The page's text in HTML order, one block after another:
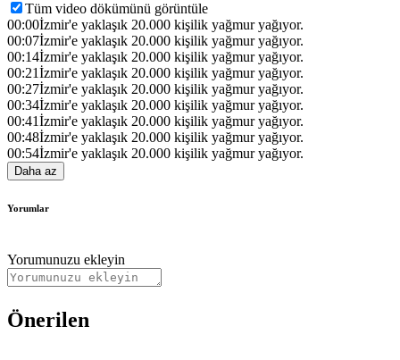
Tüm video dökümünü görüntüle
00:00İzmir'e yaklaşık 20.000 kişilik yağmur yağıyor.
00:07İzmir'e yaklaşık 20.000 kişilik yağmur yağıyor.
00:14İzmir'e yaklaşık 20.000 kişilik yağmur yağıyor.
00:21İzmir'e yaklaşık 20.000 kişilik yağmur yağıyor.
00:27İzmir'e yaklaşık 20.000 kişilik yağmur yağıyor.
00:34İzmir'e yaklaşık 20.000 kişilik yağmur yağıyor.
00:41İzmir'e yaklaşık 20.000 kişilik yağmur yağıyor.
00:48İzmir'e yaklaşık 20.000 kişilik yağmur yağıyor.
00:54İzmir'e yaklaşık 20.000 kişilik yağmur yağıyor.
Daha az
Yorumlar
Yorumunuzu ekleyin
Önerilen